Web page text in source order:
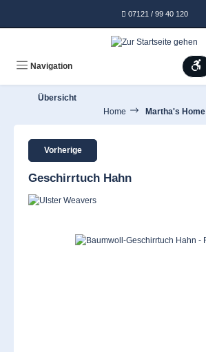
07121 / 99 40 120
Navigation
Übersicht
Home
Martha's Home
Vorherige
Geschirrtuch Hahn
Bildergalerie überspringen